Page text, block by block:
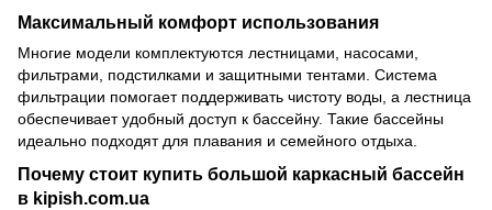
Максимальный комфорт использования
Многие модели комплектуются лестницами, насосами,
фильтрами, подстилками и защитными тентами. Система
фильтрации помогает поддерживать чистоту воды, а лестница
обеспечивает удобный доступ к бассейну. Такие бассейны
идеально подходят для плавания и семейного отдыха.
Почему стоит купить большой каркасный бассейн
в kipish.com.ua